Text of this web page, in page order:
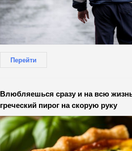
Перейти
Влюбляешься сразу и на всю
греческий пирог на скорую руку